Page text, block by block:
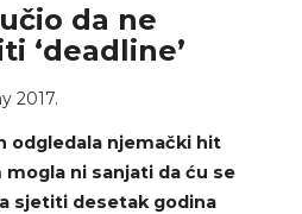
da ne
‘deadline’
2017.
odgledala njemački hit
mogla ni sanjati da ću se
sjetiti desetak godina